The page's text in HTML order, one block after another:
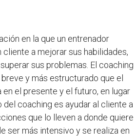
en la que un entrenador
cliente a mejorar sus habilidades,
sus problemas. El coaching
y más estructurado que el
el presente y el futuro, en lugar
del coaching es ayudar al cliente a
que lo lleven a donde quiere
ser más intensivo y se realiza en